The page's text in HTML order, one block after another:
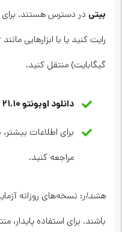
بیتی
گیگابایت) منتقل کنید.
دانلود اوبونتو 21.10 نسخه روزانه (64-bit ISO)
برای اطلاعات بیشتر،
مراجعه کنید.
هشدار: نسخه‌های روزانه
باشند. برای استفاده پایدار، منتظر